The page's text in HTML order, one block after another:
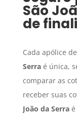
São
de
Cada apólice de
Serraé única,
comparar as
receber suas
João da Serraé